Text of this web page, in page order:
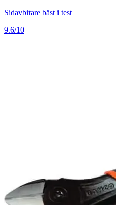
Sidavbitare bäst i test
9.6/10